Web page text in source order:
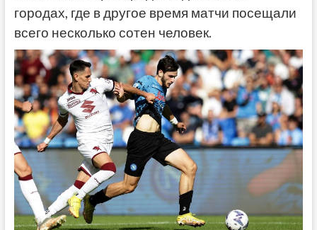
городах, где в другое время матчи посещали
всего несколько сотен человек.